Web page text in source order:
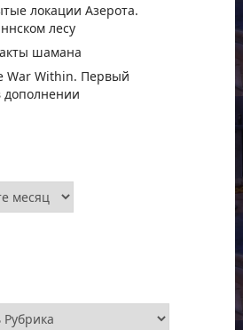
локации Азерота.
лесу
шамана
War Within. Первый
дополнении